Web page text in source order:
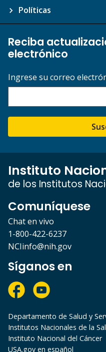
Políticas
Reciba
electrónico
Ingrese su correo
Instituto
de los Institutos
Comuníquese
Chat en vivo
1-800-422-6237
NCIinfo@nih.gov
Síganos en
Departamento de Salud y
Institutos Nacionales de la
Instituto Nacional del Cáncer
USA.gov en español